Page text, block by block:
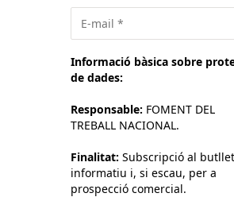
Informació bàsica sobre
de dades:
Responsable: FOMENT DEL
TREBALL NACIONAL.
Finalitat: Subscripció al
informatiu i, si escau, per a
prospecció comercial.